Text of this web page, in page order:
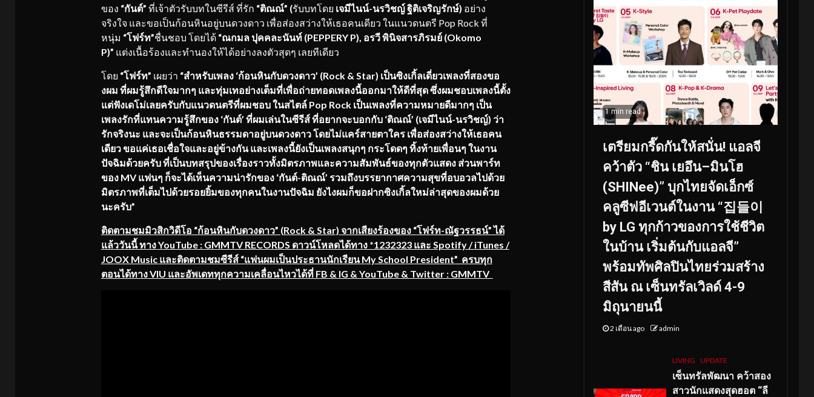
ของ “กันต์” ที่เจ้าตัวรับบทในซีรีส์ ที่รัก “ติณณ์” (รับบทโดย เจมีไนน์-นรวิชญ์ ฐิติเจริญรักษ์) อย่าง
จริงใจ และขอเป็นก้อนหินอยู่บนดวงดาว เพื่อส่องสว่างให้เธอคนเดียว ในแนวดนตรี Pop Rock ที่
หนุ่ม “โฟร์ท”ชื่นชอบ โดยได้ “ณกมล ปุคคละนันท์ (PEPPERY P), อรวี พินิจสารภิรมย์ (Okomo
P)” แต่งเนื้อร้องและทำนองให้ได้อย่างลงตัวสุดๆ เลยทีเดียว
โดย “โฟร์ท” เผยว่า “สำหรับเพลง‘ก้อนหินกับดวงดาว’ (Rock & Star) เป็นซิงเกิ้ลเดี่ยวเพลงที่สองขอ
งผม ที่ผมรู้สึกดีใจมากๆ และทุ่มเทอย่างเต็มที่เพื่อถ่ายทอดเพลงนี้ออกมาให้ดีที่สุด ซึ่งผมชอบเพลงนี้ตั้ง
แต่ฟังเดโม่เลยครับกับแนวดนตรีที่ผมชอบในสไตล์ Pop Rock เป็นเพลงที่ความหมายดีมากๆ เป็น
เพลงรักที่แทนความรู้สึกของ ‘กันต์’ ที่ผมเล่นในซีรีส์ ที่อยากจะบอกกับ ‘ติณณ์’ (เจมีไนน์-นรวิชญ์) ว่า
รักจริงนะ และจะเป็นก้อนหินธรรมดาอยู่บนดวงดาว โดยไม่แคร์สายตาใคร เพื่อส่องสว่างให้เธอคน
เดียว ขอแค่เธอเชื่อใจและอยู่ข้างกัน และเพลงนี้ยังเป็นเพลงสนุกๆ กระโดดๆ ทิ้งท้ายเพื่อนๆ ในงาน
ปัจฉิมด้วยครับ ที่เป็นบทสรุปของเรื่องราวทั้งมิตรภาพและความสัมพันธ์ของทุกตัวแสดง ส่วนพาร์ท
ของ MV แฟนๆ ก็จะได้เห็นความน่ารักของ ‘กันต์-ติณณ์’ รวมถึงบรรยากาศความสุขที่อบอวลไปด้วย
มิตรภาพที่เต็มไปด้วยรอยยิ้มของทุกคนในงานปัจฉิม ยังไงผมก็ขอฝากซิงเกิ้ลใหม่ล่าสุดของผมด้วย
นะครับ”
ติดตามชมมิวสิกวิดีโอ “ก้อนหินกับดวงดาว” (Rock & Star) จากเสียงร้องของ “โฟร์ท-ณัฐวรรธน์”ได้
แล้ววันนี้ ทางYouTube : GMMTV RECORDS ดาวน์โหลดได้ทาง *1232323 และ Spotify / iTunes /
JOOX Music และติดตามชมซีรีส์ “แฟนผมเป็นประธานนักเรียนMy School President” ครบทุก
ตอนได้ทาง VIU และอัพเดททุกความเคลื่อนไหวได้ที่ FB & IG & YouTube & Twitter : GMMTV
1 min read
เตรียมกรี๊ดกันให้สนั่น! แอลจี
คว้าตัว “ชิน เยอึน–มินโฮ
(SHINee)” บุกไทยจัดเอ็กซ์
คลูซีฟอีเวนต์ในงาน “집들이
by LG ทุกก้าวของการใช้ชีวิต
ในบ้าน เริ่มต้นกับแอลจี”
พร้อมทัพศิลปินไทยร่วมสร้าง
สีสัน ณ เซ็นทรัลเวิลด์ 4-9
มิถุนายนนี้
2 เดือน ago admin
LIVING UPDATE
เซ็นทรัลพัฒนา คว้าสอง
สาวนักแสดงสุดฮอต “ลี